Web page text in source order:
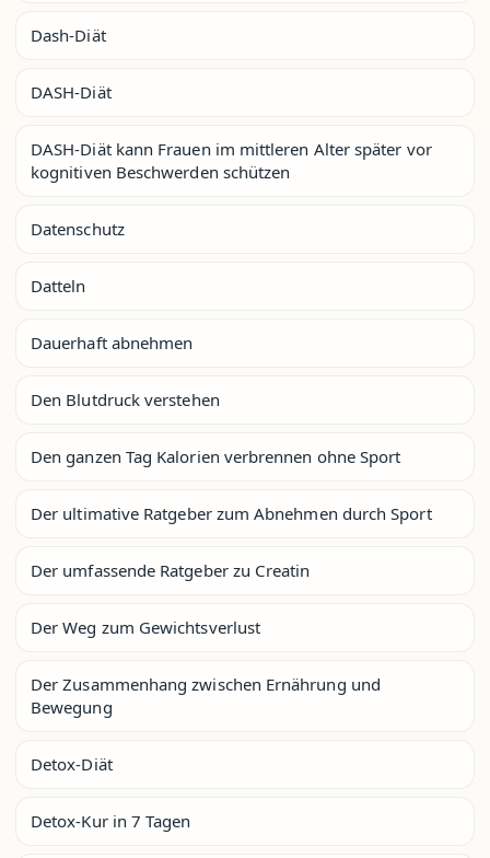
Dash-Diät
DASH-Diät
DASH-Diät kann Frauen im mittleren Alter später vor
kognitiven Beschwerden schützen
Datenschutz
Datteln
Dauerhaft abnehmen
Den Blutdruck verstehen
Den ganzen Tag Kalorien verbrennen ohne Sport
Der ultimative Ratgeber zum Abnehmen durch Sport
Der umfassende Ratgeber zu Creatin
Der Weg zum Gewichtsverlust
Der Zusammenhang zwischen Ernährung und
Bewegung
Detox-Diät
Detox-Kur in 7 Tagen